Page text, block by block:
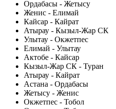
Ордабасы - Жетысу
Женис - Елимай
Кайсар - Кайрат
Атырау - Кызыл-Жар СК
Улытау - Окжетпес
Елимай - Улытау
Актобе - Кайсар
Кызыл-Жар СК - Туран
Атырау - Кайрат
Астана - Ордабасы
Жетысу - Женис
Окжетпес - Тобол